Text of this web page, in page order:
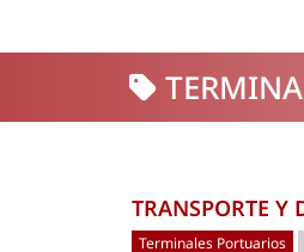
Comercio Exterior
Customer Experience
TRANSPORTE Y
Terminales Portuarios